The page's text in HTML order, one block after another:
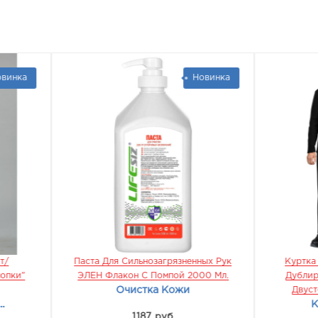
Для Сильнозагрязненных Рук
Флакон С Помпой 2000 Мл.
Куртка Флисовая ТЕХНО
Дублированный) Черная.
Двусторонний С